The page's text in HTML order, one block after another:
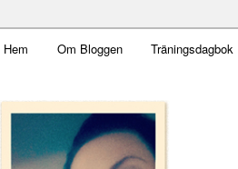
Militärmamman
Skip to primary content
Hem Om Bloggen Träningsdagbok